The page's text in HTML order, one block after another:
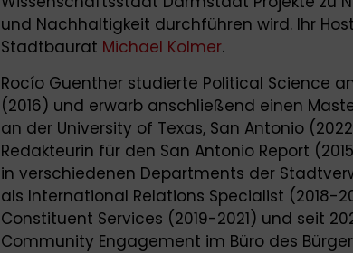
und Nachhaltigkeit durchführen wird. Ihr
Stadtbaurat Michael Kolmer.
Rocío Guenther studierte Political Science
(2016) und erwarb anschließend einen
an der University of Texas, San Antonio
Redakteurin für den San Antonio Report
in verschiedenen Departments der
als International Relations Specialist (2018-
Constituent Services (2019-2021) und seit
Community Engagement im Büro des